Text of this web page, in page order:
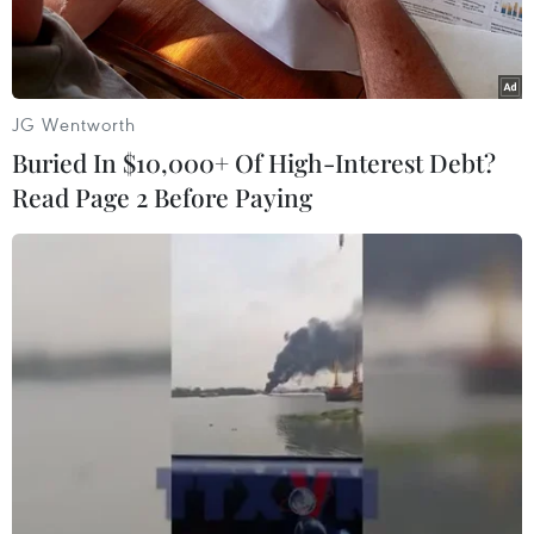
Chip nhớ của SK hynix. (Ảnh: Reuters)
Phó Chủ tịch Tập đoàn Bán dẫn SK Hynix của
Hàn Quốc, ông Park Jung-ho, vừa cho biết công
ty đã ngừng hoạt động kinh doanh với tập đoàn
Huawei của Trung Quốc, sau khi Mỹ ban lệnh
trừng phạt về chip nhằm vào doanh nghiệp này
JG Wentworth
Buried In $10,000+ Of High-Interest Debt?
Read Page 2 Before Paying